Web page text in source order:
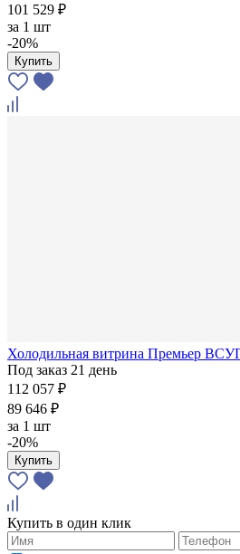
101 529 ₽
за 1 шт
-20%
Купить
Холодильная витрина Премьер
Под заказ 21 день
112 057 ₽
89 646 ₽
за 1 шт
-20%
Купить
Купить в один клик